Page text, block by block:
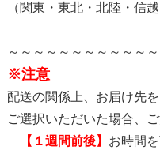
（関東・東北・北陸・信
～～～～～～～～～～～
※注意
配送の関係上、お届け先を
ご選択いただいた場合、
【１週間前後】 お時間を